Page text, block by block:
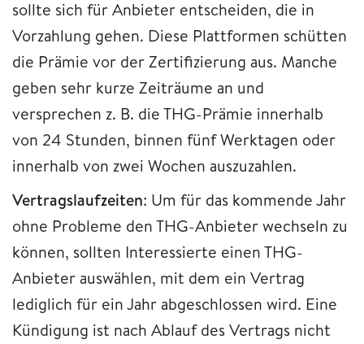
sollte sich für Anbieter entscheiden, die in
Vorzahlung gehen. Diese Plattformen schütten
die Prämie vor der Zertifizierung aus. Manche
geben sehr kurze Zeiträume an und
versprechen z. B. die THG-Prämie innerhalb
von 24 Stunden, binnen fünf Werktagen oder
innerhalb von zwei Wochen auszuzahlen.
Vertragslaufzeiten: Um für das kommende Jahr
ohne Probleme den THG-Anbieter wechseln zu
können, sollten Interessierte einen THG-
Anbieter auswählen, mit dem ein Vertrag
lediglich für ein Jahr abgeschlossen wird. Eine
Kündigung ist nach Ablauf des Vertrags nicht